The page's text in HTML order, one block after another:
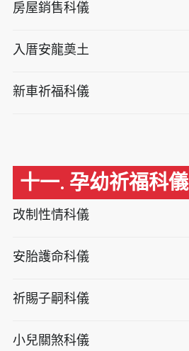
房屋銷售科儀
入厝安龍奠土
新車祈福科儀
十一. 孕幼祈福科儀
改制性情科儀
安胎護命科儀
祈賜子嗣科儀
小兒關煞科儀